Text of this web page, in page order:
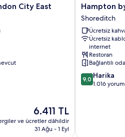
City East
Güncel
fiyat:
6.411 TL
6.411 TL
ve ücretler dâhildir
31 Ağu - 1 Eyl
Hampton
by
Hilton
London
City
Shoreditch
Hampton
Shoreditch
Ücretsiz
Ücretsiz
internet
Restoran
Bağlantılı
10
üzerinden
9,0 Harika
1.016 yorum